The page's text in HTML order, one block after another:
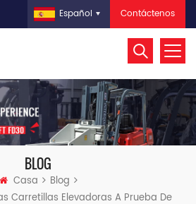
Contáctenos
Español
BLOG
Casa
Blog
Carretillas Elevadoras A Prueba De